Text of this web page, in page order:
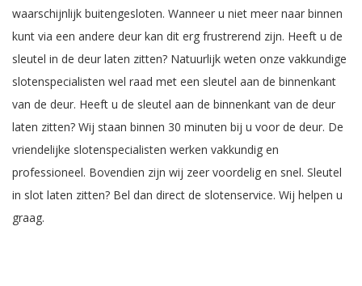
waarschijnlijk buitengesloten. Wanneer u niet meer naar binnen
kunt via een andere deur kan dit erg frustrerend zijn. Heeft u de
sleutel in de deur laten zitten? Natuurlijk weten onze vakkundige
slotenspecialisten wel raad met een sleutel aan de binnenkant
van de deur. Heeft u de sleutel aan de binnenkant van de deur
laten zitten? Wij staan binnen 30 minuten bij u voor de deur. De
vriendelijke slotenspecialisten werken vakkundig en
professioneel. Bovendien zijn wij zeer voordelig en snel. Sleutel
in slot laten zitten? Bel dan direct de slotenservice. Wij helpen u
graag.